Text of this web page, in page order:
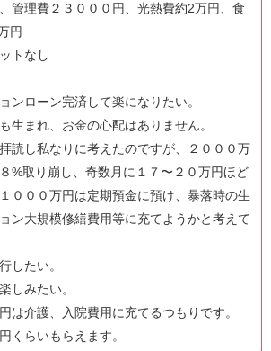
管理費２３０００円、光熱費約2万円、食
円
トなし
ンローン完済して楽になりたい。
生まれ、お金の心配はありません。
読し私なりに考えたのですが、２０００万
%取り崩し、奇数月に１７〜２０万円ほど
０００万円は定期預金に預け、暴落時の生
ン大規模修繕費用等に充てようかと考えて
したい。
しみたい。
は介護、入院費用に充てるつもりです。
くらいもらえます。